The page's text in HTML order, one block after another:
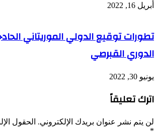
أبريل 16, 2022
تطورات توقيع الدولي الموريتاني
الدوري القبرصي
يونيو 30, 2022
اترك تعليقاً
لن يتم نشر عنوان بريدك الإلكتروني. الحقول
*